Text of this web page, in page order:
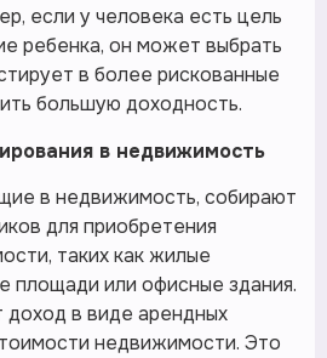
если у человека есть цель
ребенка, он может выбрать
в более рискованные
большую доходность.
в недвижимость
в недвижимость, собирают
для приобретения
таких как жилые
площади или офисные здания.
доход в виде арендных
недвижимости. Это